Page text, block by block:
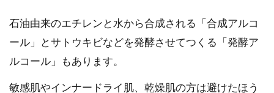
石油由来のエチレンと水から合成される「合成アルコ
ール」とサトウキビなどを発酵させてつくる「発酵ア
ルコール」もあります。
敏感肌やインナードライ肌、乾燥肌の方は避けたほう